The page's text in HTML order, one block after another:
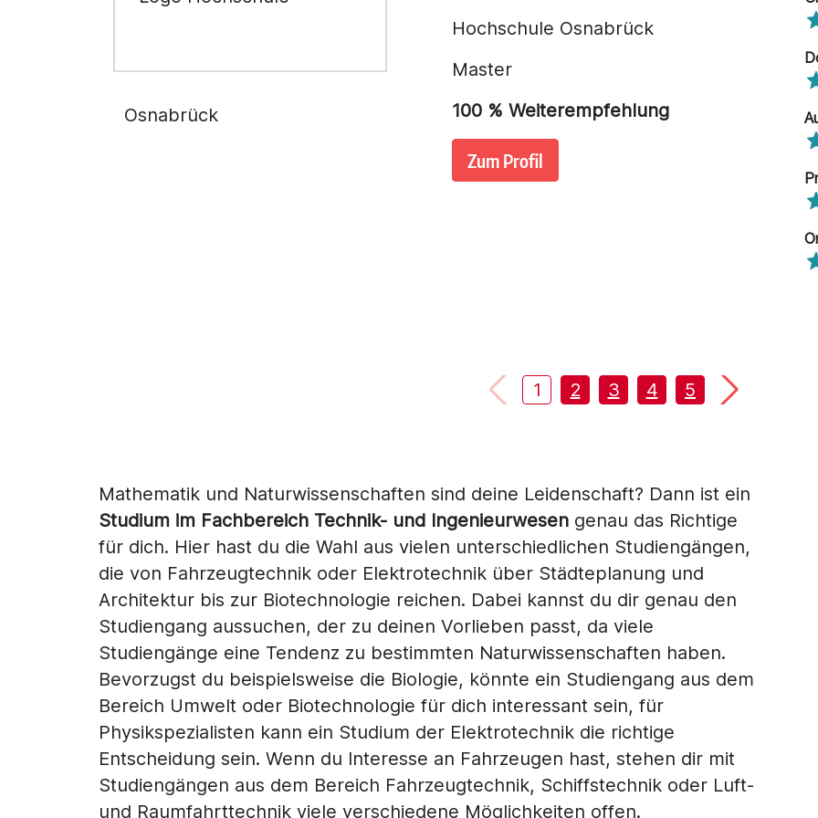
Hochschule Osnabrück
Master
100 % Weiterempfehlung
Zum Profil
1 2 3 4 5 6
Mathematik und Naturwissenschaften sind deine Leidenschaft? Dann ist ein
Studium im Fachbereich Technik- und Ingenieurwesen genau das Richtige
für dich. Hier hast du die Wahl aus vielen unterschiedlichen Studiengängen,
die von Fahrzeugtechnik oder Elektrotechnik über Städteplanung und
Architektur bis zur Biotechnologie reichen. Dabei kannst du dir genau den
Studiengang aussuchen, der zu deinen Vorlieben passt, da viele
Studiengänge eine Tendenz zu bestimmten Naturwissenschaften haben.
Bevorzugst du beispielsweise die Biologie, könnte ein Studiengang aus dem
Bereich Umwelt oder Biotechnologie für dich interessant sein, für
Physikspezialisten kann ein Studium der Elektrotechnik die richtige
Entscheidung sein. Wenn du Interesse an Fahrzeugen hast, stehen dir mit
Studiengängen aus dem Bereich Fahrzeugtechnik, Schiffstechnik oder Luft-
und Raumfahrttechnik viele verschiedene Möglichkeiten offen.